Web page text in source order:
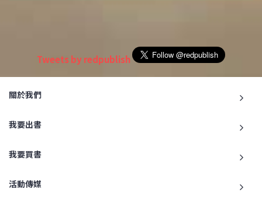
Tweets by redpublish
關於我們
我要出書
我要買書
活動傳媒